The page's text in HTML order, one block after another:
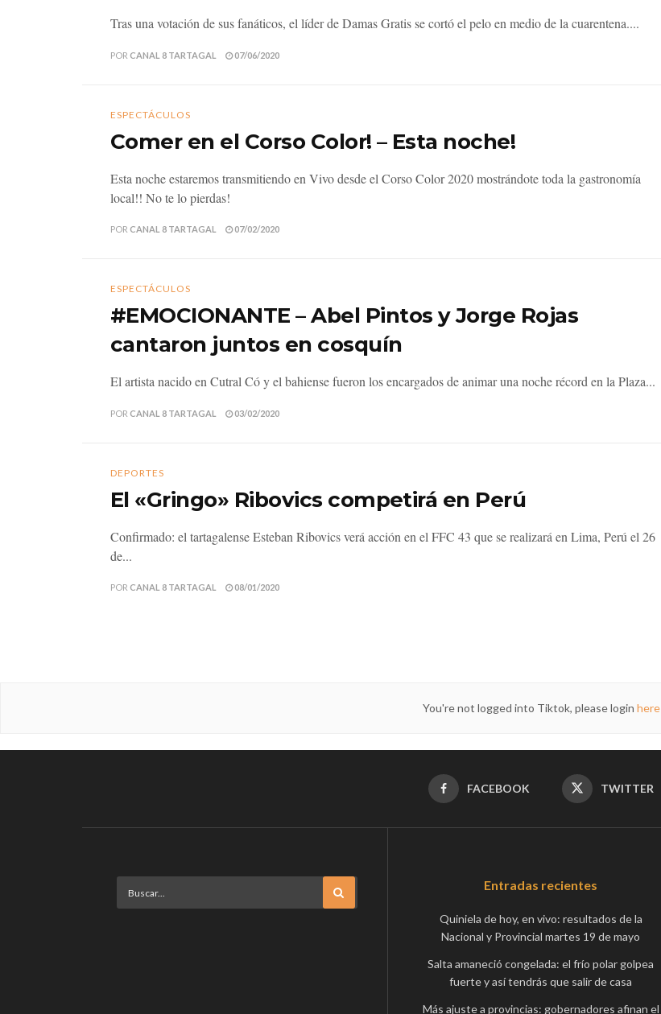
Tras una votación de sus fanáticos, el líder de Damas Gratis se cortó el pelo en medio de la cuarentena....
POR CANAL 8 TARTAGAL 07/06/2020
ESPECTÁCULOS
Comer en el Corso Color! – Esta noche!
Esta noche estaremos transmitiendo en Vivo desde el Corso Color 2020 mostrándote toda la gastronomía
local!! No te lo pierdas!
POR CANAL 8 TARTAGAL 07/02/2020
ESPECTÁCULOS
#EMOCIONANTE – Abel Pintos y Jorge Rojas
cantaron juntos en cosquín
El artista nacido en Cutral Có y el bahiense fueron los encargados de animar una noche récord en la Plaza...
POR CANAL 8 TARTAGAL 03/02/2020
DEPORTES
El «Gringo» Ribovics competirá en Perú
Confirmado: el tartagalense Esteban Ribovics verá acción en el FFC 43 que se realizará en Lima, Perú el 26
de...
POR CANAL 8 TARTAGAL 08/01/2020
You're not logged into Tiktok, please login here
FACEBOOK TWITTER
Entradas recientes
Quiniela de hoy, en vivo: resultados de la
Nacional y Provincial martes 19 de mayo
Salta amaneció congelada: el frío polar golpea
fuerte y así tendrás que salir de casa
Más ajuste a provincias: gobernadores afinan el